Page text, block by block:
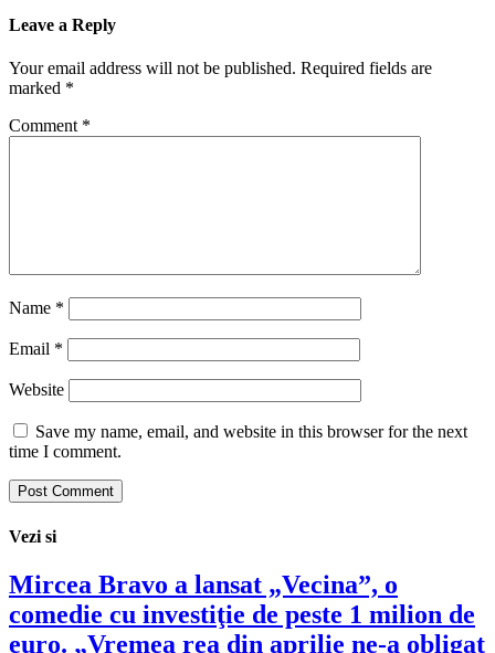
Leave a Reply
Your email address will not be published. Required fields are
marked *
Comment *
Name *
Email *
Website
Save my name, email, and website in this browser for the next
time I comment.
Vezi si
Mircea Bravo a lansat „Vecina”, o
comedie cu investiţie de peste 1 milion de
euro. „Vremea rea din aprilie ne-a obligat